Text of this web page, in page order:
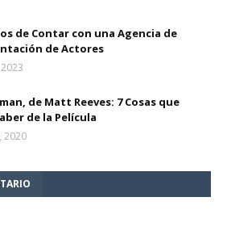
de Contar con una Agencia de
de Actores
de Matt Reeves: 7 Cosas que
de la Película
2020